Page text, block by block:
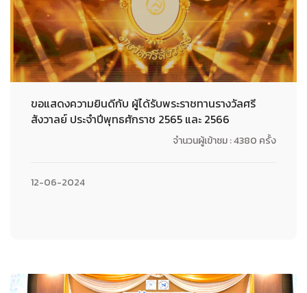
ขอแสดงความยินดีกับ ผู้ได้รับพระราชทานรางวัลศรี
สังวาลย์ ประจำปีพุทธศักราช 2565 และ 2566
จำนวนผู้เข้าชม : 4380 ครั้ง
12-06-2024